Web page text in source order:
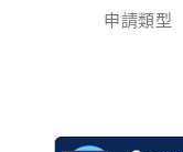
申請類型